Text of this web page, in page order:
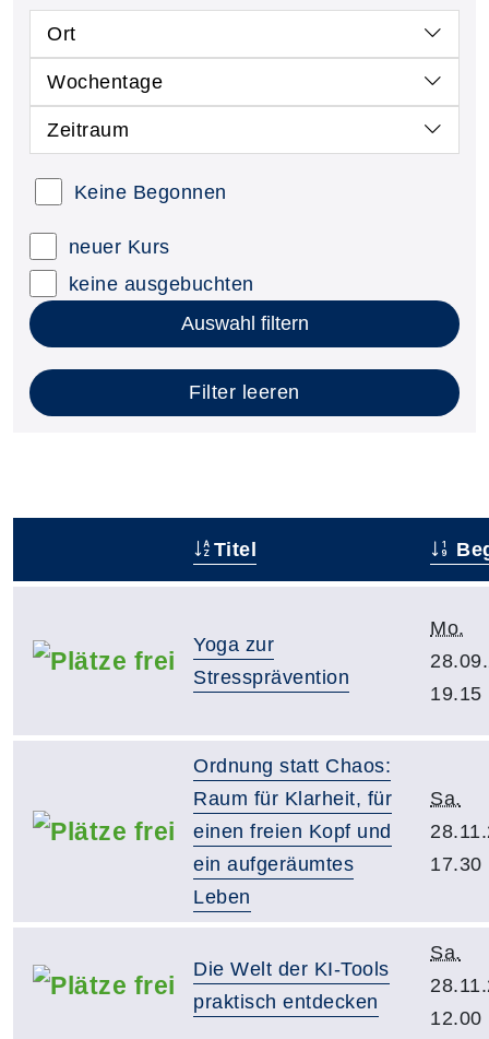
Ort
Wochentage
Zeitraum
Keine Begonnen
neuer Kurs
keine ausgebuchten
Auswahl filtern
Filter leeren
Titel
Yoga zur
Stressprävention
Mo.
19.15
Ordnung statt Chaos:
Raum für Klarheit, für
einen freien Kopf und
ein aufgeräumtes
Leben
Sa.
17.30
Die Welt der KI-Tools
praktisch entdecken
Sa.
12.00